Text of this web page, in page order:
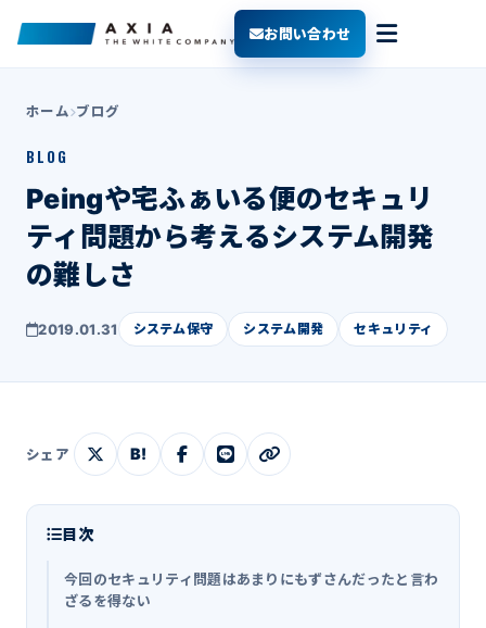
お問い合わせ
ホーム ブログ
BLOG
Peingや宅ふぁいる便のセキュリ
ティ問題から考えるシステム開発
の難しさ
2019.01.31 システム保守 システム開発 セキュリティ
シェア B!
目次
今回のセキュリティ問題はあまりにもずさんだったと言わ
ざるを得ない